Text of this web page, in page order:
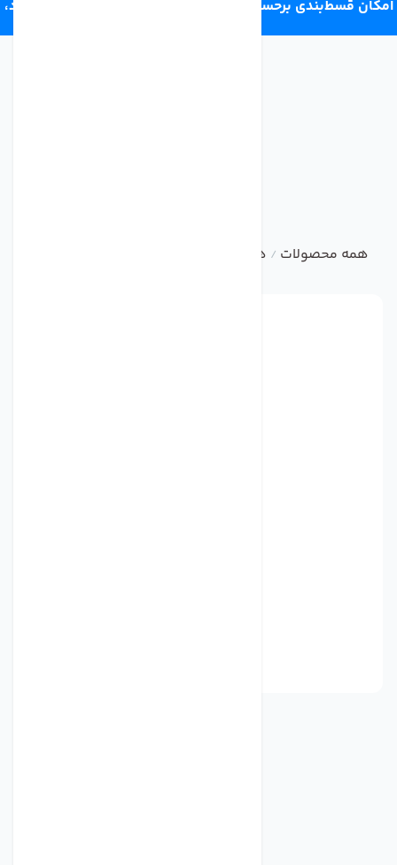
امکان قسط‌بندی برحسب اعتبار ترب‌پی 4 قسط ماهانه. بدون سود،
همه محصولات / هوزینگ تصفیه آب خانگی